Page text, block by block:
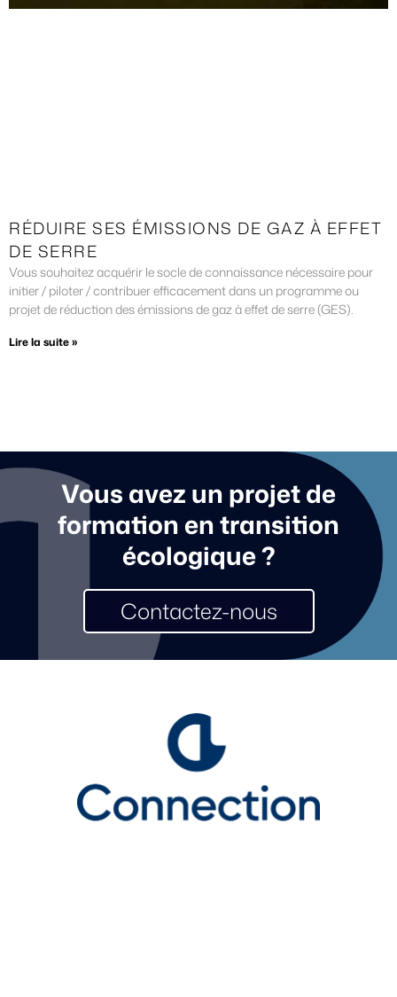
RÉDUIRE SES ÉMISSIONS DE GAZ À EFFET
DE SERRE
Vous souhaitez acquérir le socle de connaissance nécessaire pour
initier / piloter / contribuer efficacement dans un programme ou
projet de réduction des émissions de gaz à effet de serre (GES).
Lire la suite »
Vous avez un projet de
formation en transition
écologique ?
Contactez-nous